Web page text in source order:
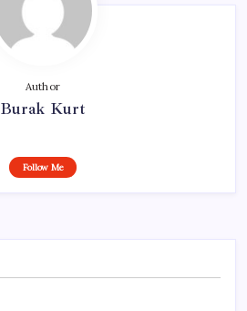
Author
Burak Kurt
Follow Me